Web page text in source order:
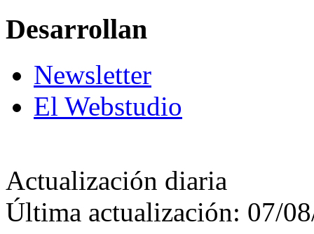
Desarrollan
Newsletter
El Webstudio
Actualización diaria
Última actualización: 07/